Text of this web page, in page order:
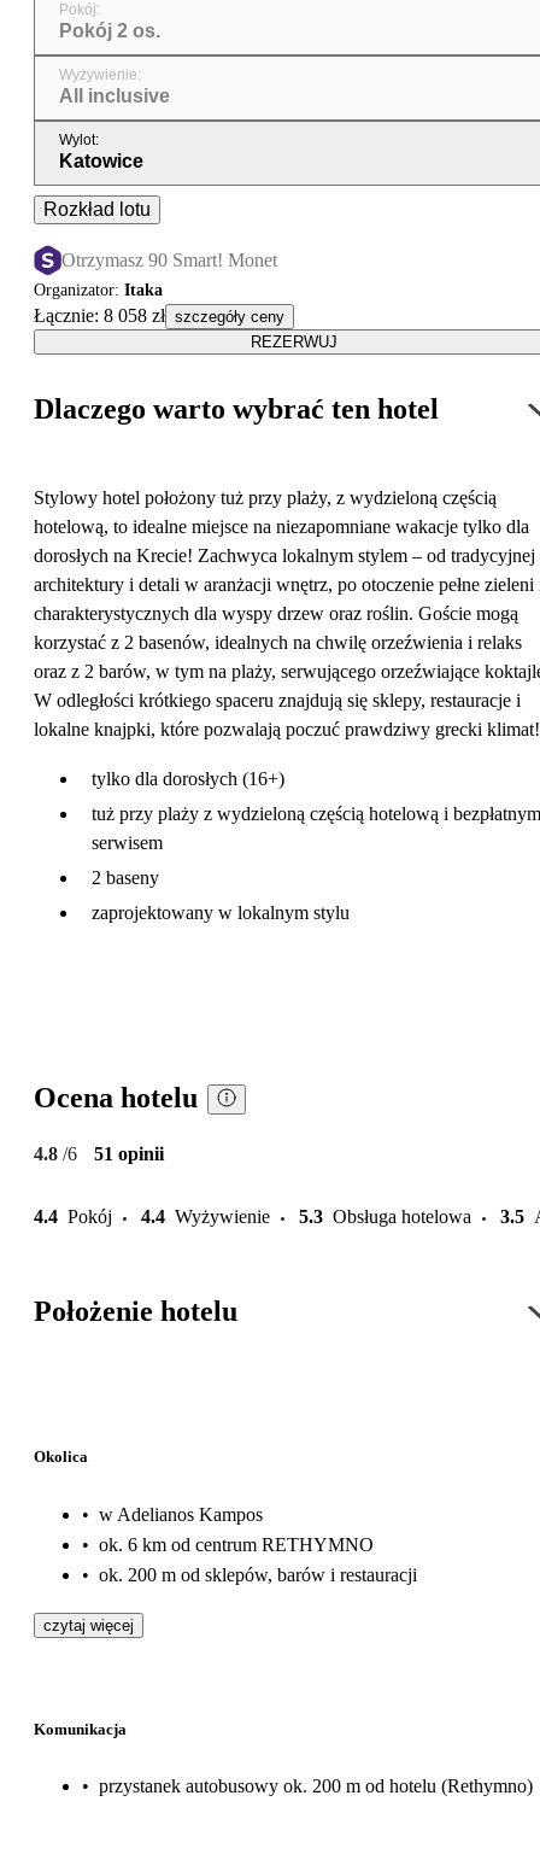
Pokój:
Pokój 2 os.
Wyżywienie:
All inclusive
Wylot:
Katowice
Rozkład lotu
Otrzymasz 90 Smart! Monet
Organizator: Itaka
Łącznie: 8 058 zł szczegóły ceny
REZERWUJ
Dlaczego warto wybrać ten hotel
Stylowy hotel położony tuż przy plaży, z wydzieloną częścią
hotelową, to idealne miejsce na niezapomniane wakacje tylko dla
dorosłych na Krecie! Zachwyca lokalnym stylem – od tradycyjnej
architektury i detali w aranżacji wnętrz, po otoczenie pełne zieleni
charakterystycznych dla wyspy drzew oraz roślin. Goście mogą
korzystać z 2 basenów, idealnych na chwilę orzeźwienia i relaks
oraz z 2 barów, w tym na plaży, serwującego orzeźwiające
W odległości krótkiego spaceru znajdują się sklepy, restauracje i
lokalne knajpki, które pozwalają poczuć prawdziwy grecki klimat!
tylko dla dorosłych (16+)
tuż przy plaży z wydzieloną częścią hotelową i bezpłatnym
serwisem
2 baseny
zaprojektowany w lokalnym stylu
Ocena hotelu
4.8 /6 51 opinii
4.4 Pokój 4.4 Wyżywienie 5.3 Obsługa hotelowa 3.5
Położenie hotelu
Okolica
• w Adelianos Kampos
• ok. 6 km od centrum RETHYMNO
• ok. 200 m od sklepów, barów i restauracji
czytaj więcej
Komunikacja
• przystanek autobusowy ok. 200 m od hotelu (Rethymno)